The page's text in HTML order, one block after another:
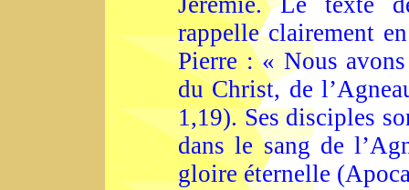
rappelle clairement
Pierre : « Nous
du Christ, de
1,19). Ses disciples
dans le sang de
gloire éternelle